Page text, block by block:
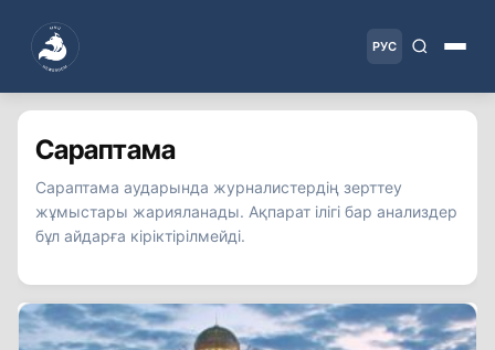
РУС
Сараптама
Сараптама аударында журналистердің зерттеу
жұмыстары жарияланады. Ақпарат ілігі бар анализдер
бұл айдарға кіріктірілмейді.